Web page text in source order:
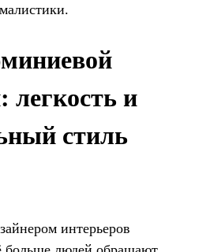
легкость и
стиль
интерьеров